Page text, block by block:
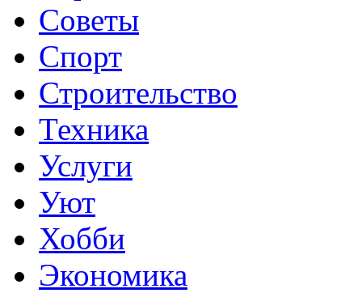
Советы
Спорт
Строительство
Техника
Услуги
Уют
Хобби
Экономика